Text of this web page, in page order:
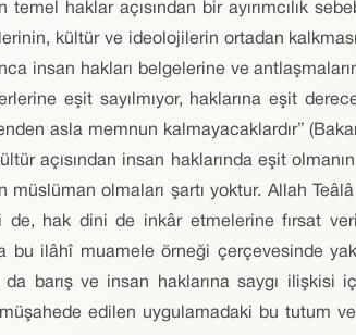
haklar açısından bir ayırımcılık
kültür ve ideolojilerin ortadan
insan hakları belgelerine ve
eşit sayılmıyor, haklarına eşit
asla memnun kalmayacaklardır”
açısından insan haklarında eşit
olmaları şartı yoktur. Allah
hak dini de inkâr etmelerine fırsat
ilâhî muamele örneği çerçevesinde
da barış ve insan haklarına saygı
edilen uygulamadaki bu tutum ve